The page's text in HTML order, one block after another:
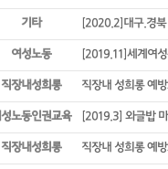
기타 [2020.2]대구.경
여성노동 [2019.11]세계여
직장내성희롱 직장내 성희롱 예
노동인권교육 [2019.3] 와글밥
직장내성희롱 직장내 성희롱 예